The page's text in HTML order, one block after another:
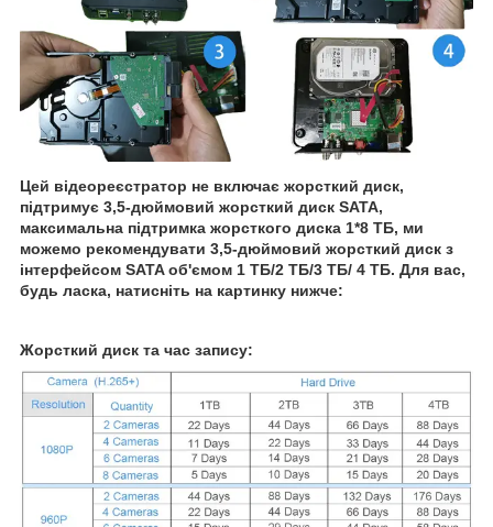
Цей відеореєстратор не включає жорсткий диск,
підтримує 3,5-дюймовий жорсткий диск SATA,
максимальна підтримка жорсткого диска 1*8 ТБ, ми
можемо рекомендувати 3,5-дюймовий жорсткий диск з
інтерфейсом SATA об'ємом 1 ТБ/2 ТБ/3 ТБ/ 4 ТБ. Для вас,
будь ласка, натисніть на картинку нижче:
Жорсткий диск та час запису: